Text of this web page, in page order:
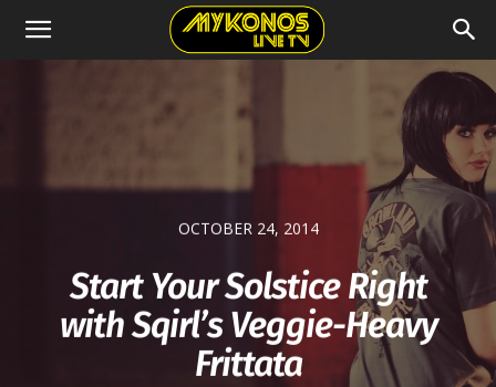
OCTOBER 24, 2014
Start Your Solstice Right
with Sqirl’s Veggie-Heavy
Frittata